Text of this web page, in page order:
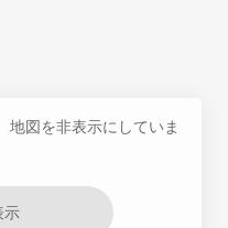
地図を非表示にしていま
示